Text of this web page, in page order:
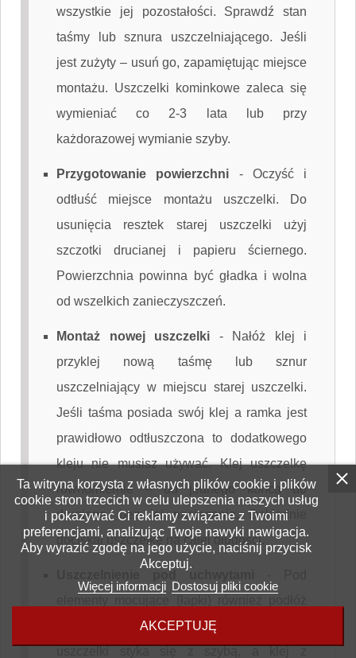
Ta witryna korzysta z własnych plików cookie i plików
cookie stron trzecich w celu ulepszenia naszych usług
i pokazywać Ci reklamy związane z Twoimi
preferencjami, analizując Twoje nawyki nawigacja.
Aby wyrazić zgodę na jego użycie, naciśnij przycisk
Akceptuj.
Więcej informacji Dostosuj pliki cookie
AKCEPTUJĘ
wszystkie jej pozostałości. Sprawdź stan
taśmy lub sznura uszczelniającego. Jeśli
jest zużyty – usuń go, zapamiętując miejsce
montażu. Uszczelki kominkowe zaleca się
wymieniać co 2-3 lata lub przy
każdorazowej wymianie szyby.
Przygotowanie powierzchni - Oczyść i
odtłuść miejsce montażu uszczelki. Do
usunięcia resztek starej uszczelki użyj
szczotki drucianej i papieru ściernego.
Powierzchnia powinna być gładka i wolna
od wszelkich zanieczyszczeń.
Montaż nowej uszczelki -
Nałóż klej i
przyklej nową taśmę lub sznur
uszczelniający w miejscu starej uszczelki.
Jeśli taśma posiada swój klej a ramka jest
prawidłowo odtłuszczona to dodatkowego
kleju nie musisz używać. Klej uszczelkę
równomiernie – od jednego końca do
drugiego, bez jej naciągania. Dokładnie
dociskaj uszczelkę na całej długości.
Uszczelnienie pod uchwytami
uszczelkę. Upewnij się, że sucha część